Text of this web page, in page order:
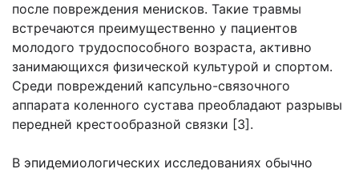
после повреждения менисков. Такие травмы
встречаются преимущественно у пациентов
молодого трудоспособного возраста, активно
занимающихся физической культурой и спортом.
Среди повреждений капсульно-связочного
аппарата коленного сустава преобладают разрывы
передней крестообразной связки [3].
В эпидемиологических исследованиях обычно